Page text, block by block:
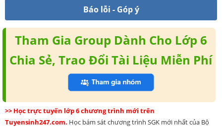
Báo lỗi - Góp ý
Tham Gia Group Dành Cho Lớp 6
Chia Sẻ, Trao Đổi Tài Liệu Miễn Phí
>> Học trực tuyến lớp 6 chương trình mới trên
Tuyensinh247.com. Học bám sát chương trình SGK mới nhất của Bộ